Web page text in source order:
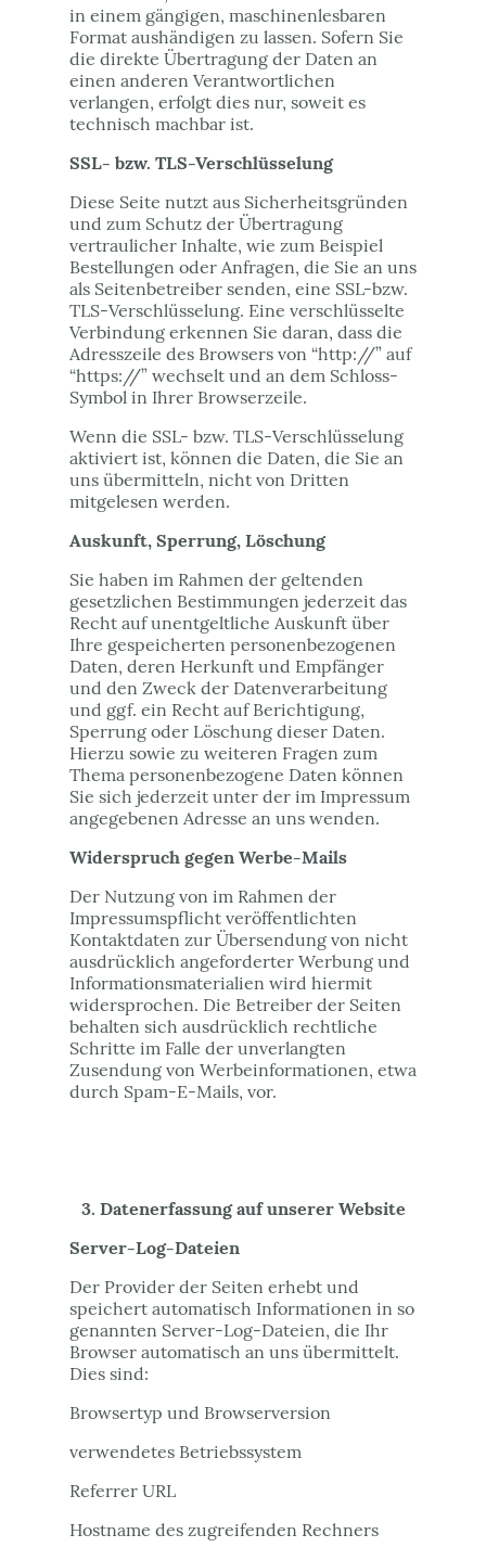
in einem gängigen, maschinenlesbaren
Format aushändigen zu lassen. Sofern Sie
die direkte Übertragung der Daten an
einen anderen Verantwortlichen
verlangen, erfolgt dies nur, soweit es
technisch machbar ist.
SSL- bzw. TLS-Verschlüsselung
Diese Seite nutzt aus Sicherheitsgründen
und zum Schutz der Übertragung
vertraulicher Inhalte, wie zum Beispiel
Bestellungen oder Anfragen, die Sie an uns
als Seitenbetreiber senden, eine SSL-bzw.
TLS-Verschlüsselung. Eine verschlüsselte
Verbindung erkennen Sie daran, dass die
Adresszeile des Browsers von “http://” auf
“https://” wechselt und an dem Schloss-
Symbol in Ihrer Browserzeile.
Wenn die SSL- bzw. TLS-Verschlüsselung
aktiviert ist, können die Daten, die Sie an
uns übermitteln, nicht von Dritten
mitgelesen werden.
Auskunft, Sperrung, Löschung
Sie haben im Rahmen der geltenden
gesetzlichen Bestimmungen jederzeit das
Recht auf unentgeltliche Auskunft über
Ihre gespeicherten personenbezogenen
Daten, deren Herkunft und Empfänger
und den Zweck der Datenverarbeitung
und ggf. ein Recht auf Berichtigung,
Sperrung oder Löschung dieser Daten.
Hierzu sowie zu weiteren Fragen zum
Thema personenbezogene Daten können
Sie sich jederzeit unter der im Impressum
angegebenen Adresse an uns wenden.
Widerspruch gegen Werbe-Mails
Der Nutzung von im Rahmen der
Impressumspflicht veröffentlichten
Kontaktdaten zur Übersendung von nicht
ausdrücklich angeforderter Werbung und
Informationsmaterialien wird hiermit
widersprochen. Die Betreiber der Seiten
behalten sich ausdrücklich rechtliche
Schritte im Falle der unverlangten
Zusendung von Werbeinformationen, etwa
durch Spam-E-Mails, vor.
3. Datenerfassung auf unserer Website
Server-Log-Dateien
Der Provider der Seiten erhebt und
speichert automatisch Informationen in so
genannten Server-Log-Dateien, die Ihr
Browser automatisch an uns übermittelt.
Dies sind:
Browsertyp und Browserversion
verwendetes Betriebssystem
Referrer URL
Hostname des zugreifenden Rechners